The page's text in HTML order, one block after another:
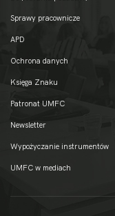
Sprawy pracownicze
APD
Ochrona danych
Księga Znaku
Patronat UMFC
Newsletter
Wypożyczanie instrumentów
UMFC w mediach